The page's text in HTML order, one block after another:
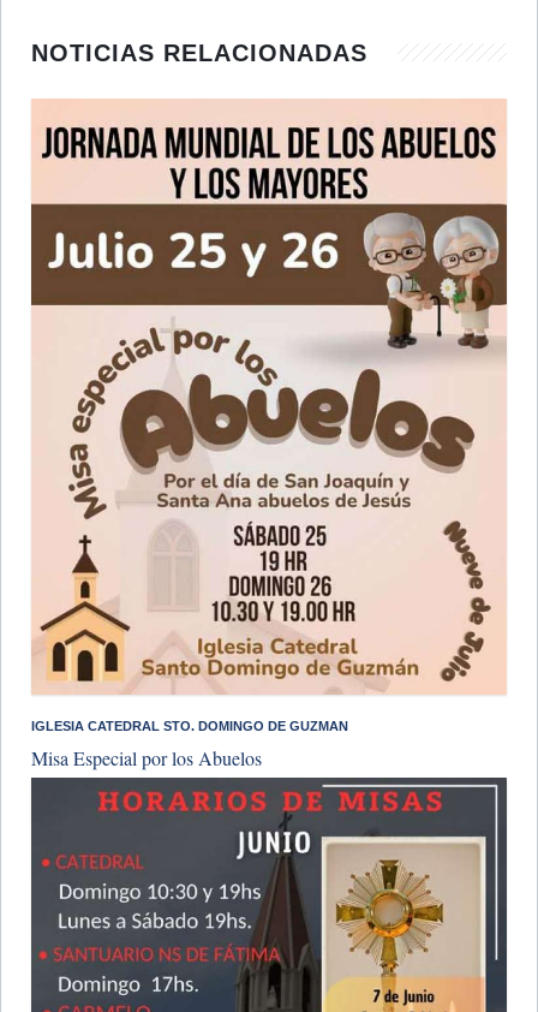
NOTICIAS RELACIONADAS
IGLESIA CATEDRAL STO. DOMINGO DE GUZMAN
Misa Especial por los Abuelos